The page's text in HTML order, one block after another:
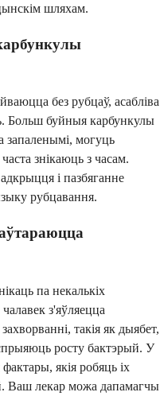
шляхам.
без рубцаў, асабліва
Больш буйныя карбункулы
запаленымі, могуць
знікаюць з часам.
і пазбяганне
рубцавання.
па некалькіх
з'яўляецца
такія як дыябет,
росту бактэрый. У
якія робяць іх
Ваш лекар можа дапамагчы